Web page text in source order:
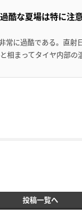
酷な夏場は特に注意
常に過酷である。直射
相まってタイヤ内部の
投稿一覧へ